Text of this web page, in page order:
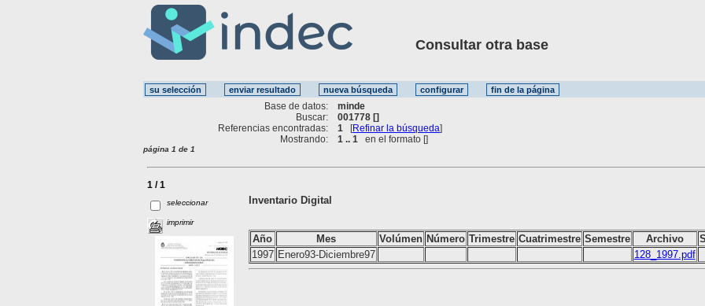
Consultar otra base
Base de datos:
minde
Buscar:
001778 []
Referencias encontradas:
1 [Refinar la búsqueda]
Mostrando:
1 .. 1 en el formato []
página 1 de 1
1 / 1
seleccionar
imprimir
Inventario Digital
Año Mes Volúmen Número Trimestre Cuatrimestre Semestre Archivo
1997 Enero93-Diciembre97 128_1997.pdf